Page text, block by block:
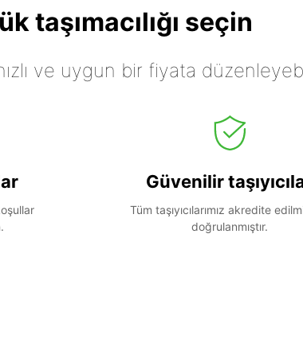
taşımacılığı seçin
hızlı ve uygun bir fiyata
Güvenilir
Tüm taşıyıcılarımız akredite
doğrulanmıştır.